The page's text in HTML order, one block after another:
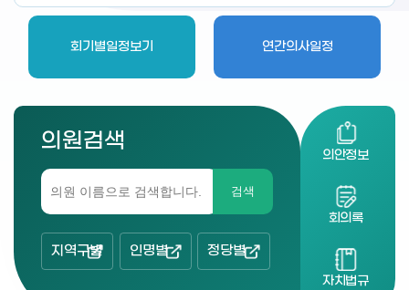
회기별일정보기 연간의사일정
의원검색
검색
지역구별 인명별 정당별
의안정보
회의록
자치법규